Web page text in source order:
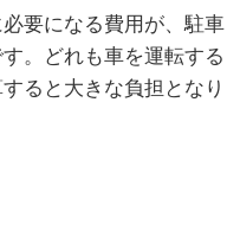
要になる費用が、駐車
。どれも車を運転する
ると大きな負担となり